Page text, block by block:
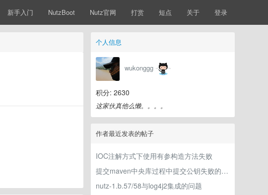
新手入门 NutzBoot Nutz官网 打赏 短点 关于 登录
个人信息
wukonggg
积分: 2630
这家伙真他么懒。。。。
作者最近发表的帖子
IOC注解方式下使用有参构造方法失败
提交maven中央库过程中提交公钥失败的问题
nutz-1.b.57/58与log4j2集成的问题